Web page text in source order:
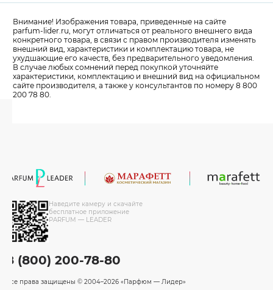
Внимание! Изображения товара, приведенные на сайте
parfum-lider.ru, могут отличаться от реального внешнего вида
конкретного товара, в связи с правом производителя изменять
внешний вид, характеристики и комплектацию товара, не
ухудшающие его качеств, без предварительного уведомления.
В случае любых сомнений перед покупкой уточняйте
характеристики, комплектацию и внешний вид на официальном
сайте производителя, а также у консультантов по номеру 8 800
200 78 80.
Наведите камеру и скачайте
бесплатное приложение
PARFUM — LEADER
8 (800) 200-78-80
Все права защищены © 2004–2026 «Парфюм — Лидер»